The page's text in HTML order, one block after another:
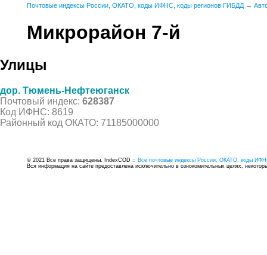
Почтовые индексы России, ОКАТО, коды ИФНС, коды регионов ГИБДД →
Микрорайон 7-й
Улицы
дор. Тюмень-Нефтеюганск
Почтовый индекс: 628387
Код ИФНС: 8619
Районный код ОКАТО: 71185000000
© 2021 Все права защищены. IndexCOD :: Все почтовые индексы России, ОКАТО, коды
Вся информация на сайте предоставлена исключительно в ознокомительных целях,